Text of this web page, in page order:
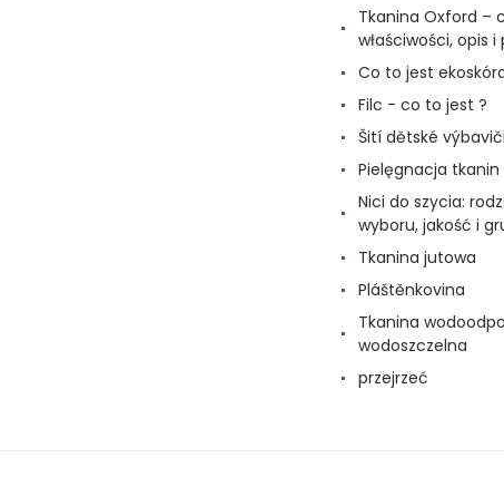
Tkanina Oxford –
właściwości, opis
Co to jest
Filc - co to jest ?
Šití dětské
Pielęgnacja
Nici do szycia:
wyboru, jakość i
Tkanina jutowa
Pláštěnkovina
Tkanina
wodoszczelna
przejrzeć